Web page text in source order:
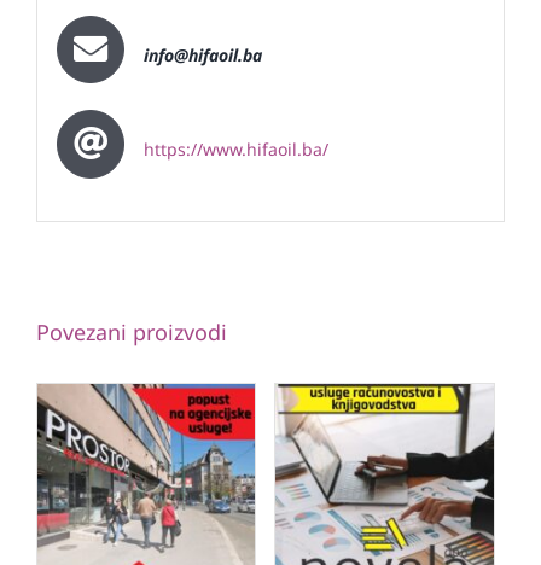
info@hifaoil.ba
https://www.hifaoil.ba/
Povezani proizvodi